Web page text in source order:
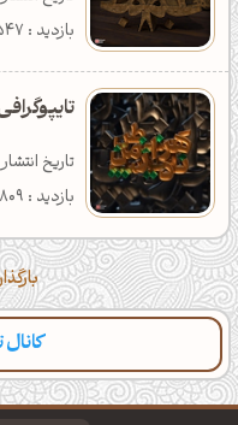
بازدید : 5,547
تاریخ انتشار : 1402/
بازدید : 2,809
دسته‌بندی مطالب تازه